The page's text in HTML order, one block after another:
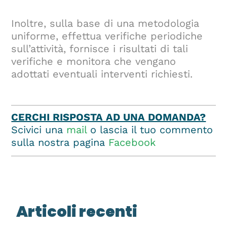
Inoltre, sulla base di una metodologia
uniforme, effettua verifiche periodiche
sull’attività, fornisce i risultati di tali
verifiche e monitora che vengano
adottati eventuali interventi richiesti.
CERCHI RISPOSTA AD UNA DOMANDA?
Scivici una mailo lascia il tuo commento
sulla nostra pagina Facebook
Articoli recenti